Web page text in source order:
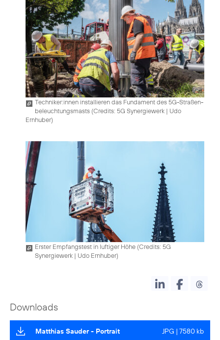
Techniker:innen installieren das Fundament des 5G-Straßen­
beleuchtungsmasts (Credits: 5G Synergiewerk | Udo
Ernhuber)
Erster Empfangstest in luftiger Höhe (Credits: 5G
Synergiewerk | Udo Ernhuber)
Downloads
Matthias Sauder - Portrait JPG | 7580 kb